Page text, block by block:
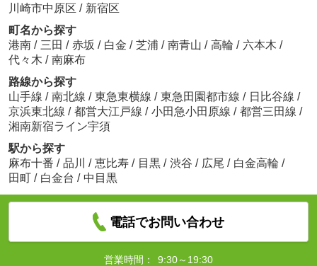
川崎市中原区 / 新宿区
町名から探す
港南 / 三田 / 赤坂 / 白金 / 芝浦 / 南青山 / 高輪 / 六本木 /
代々木 / 南麻布
路線から探す
山手線 / 南北線 / 東急東横線 / 東急田園都市線 / 日比谷線 /
京浜東北線 / 都営大江戸線 / 小田急小田原線 / 都営三田線 /
湘南新宿ライン宇須
駅から探す
麻布十番 / 品川 / 恵比寿 / 目黒 / 渋谷 / 広尾 / 白金高輪 /
田町 / 白金台 / 中目黒
電話でお問い合わせ
営業時間：
9:30～19:30